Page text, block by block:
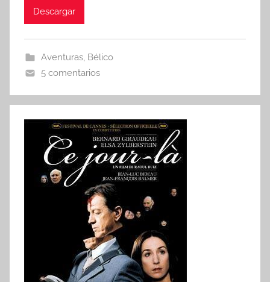
Descargar
Aventuras, Bélico
5 comentarios